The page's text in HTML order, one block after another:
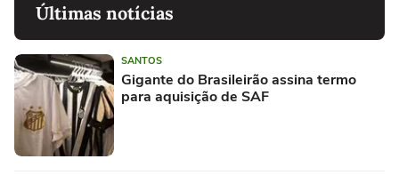
Últimas notícias
SANTOS
Gigante do Brasileirão assina termo
para aquisição de SAF